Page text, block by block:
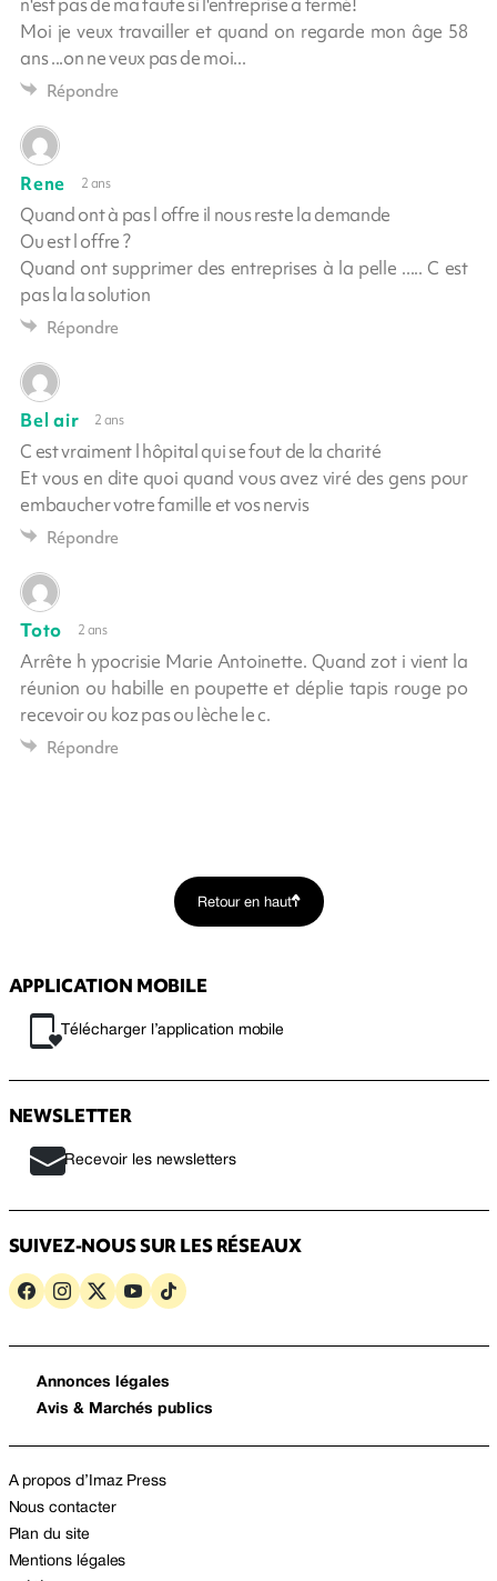
Moi je veux travailler et quand on regarde mon âge 58
ans ...on ne veux pas de moi...
Répondre
Rene 2 ans
Quand ont à pas l offre il nous reste la demande
Ou est l offre ?
Quand ont supprimer des entreprises à la pelle ..... C est
pas la la solution
Répondre
Bel air 2 ans
C est vraiment l hôpital qui se fout de la charité
Et vous en dite quoi quand vous avez viré des gens pour
embaucher votre famille et vos nervis
Répondre
Toto 2 ans
Arrête h ypocrisie Marie Antoinette. Quand zot i vient la
réunion ou habille en poupette et déplie tapis rouge po
recevoir ou koz pas ou lèche le c.
Répondre
Retour en haut
APPLICATION MOBILE
Télécharger l’application mobile
NEWSLETTER
Recevoir les newsletters
SUIVEZ-NOUS SUR LES RÉSEAUX
Annonces légales
Avis & Marchés publics
A propos d’Imaz Press
Nous contacter
Plan du site
Mentions légales